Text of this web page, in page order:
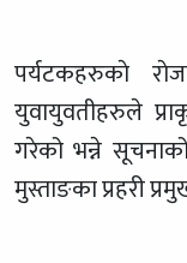
पर्यटकहरुकाे
युवायुवतीहरुले
गरेको भन्ने
मुस्ताङका प्रहरी